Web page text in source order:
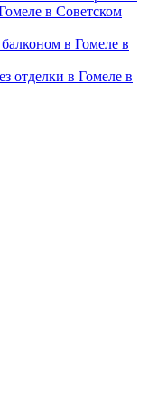
в Советском
в Гомеле в
отделки в Гомеле в